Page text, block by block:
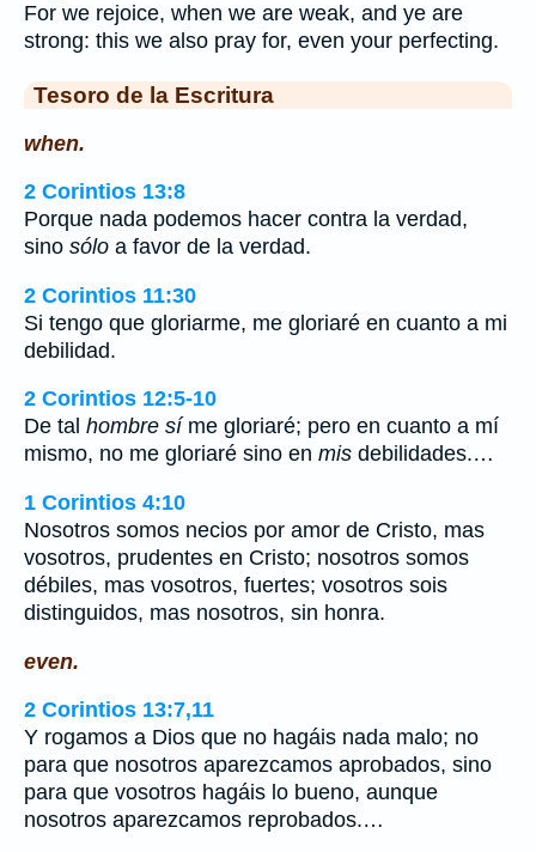
For we rejoice, when we are weak, and ye are
strong: this we also pray for, even your perfecting.
Tesoro de la Escritura
when.
2 Corintios 13:8
Porque nada podemos hacer contra la verdad,
sino sólo a favor de la verdad.
2 Corintios 11:30
Si tengo que gloriarme, me gloriaré en cuanto a mi
debilidad.
2 Corintios 12:5-10
De tal hombre síme gloriaré; pero en cuanto a mí
mismo, no me gloriaré sino en mis debilidades.…
1 Corintios 4:10
Nosotros somos necios por amor de Cristo, mas
vosotros, prudentes en Cristo; nosotros somos
débiles, mas vosotros, fuertes; vosotros sois
distinguidos, mas nosotros, sin honra.
even.
2 Corintios 13:7,11
Y rogamos a Dios que no hagáis nada malo; no
para que nosotros aparezcamos aprobados, sino
para que vosotros hagáis lo bueno, aunque
nosotros aparezcamos reprobados.…